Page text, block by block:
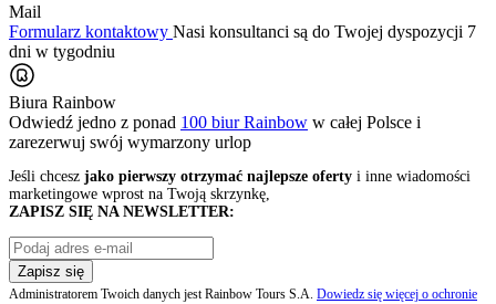
Mail
Formularz kontaktowy Nasi konsultanci są do Twojej dyspozycji 7
dni w tygodniu
Biura Rainbow
Odwiedź jedno z ponad 100 biur Rainbow w całej Polsce i
zarezerwuj swój wymarzony urlop
Jeśli chcesz jako pierwszy otrzymać najlepsze oferty i inne wiadomości
marketingowe wprost na Twoją skrzynkę,
ZAPISZ SIĘ NA NEWSLETTER:
Zapisz się
Administratorem Twoich danych jest Rainbow Tours S.A. Dowiedz się więcej o ochronie